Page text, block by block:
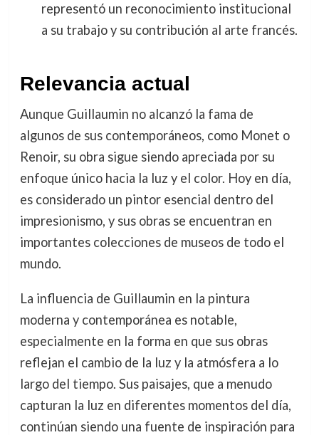
representó un reconocimiento institucional
a su trabajo y su contribución al arte francés.
Relevancia actual
Aunque Guillaumin no alcanzó la fama de
algunos de sus contemporáneos, como Monet o
Renoir, su obra sigue siendo apreciada por su
enfoque único hacia la luz y el color. Hoy en día,
es considerado un pintor esencial dentro del
impresionismo, y sus obras se encuentran en
importantes colecciones de museos de todo el
mundo.
La influencia de Guillaumin en la pintura
moderna y contemporánea es notable,
especialmente en la forma en que sus obras
reflejan el cambio de la luz y la atmósfera a lo
largo del tiempo. Sus paisajes, que a menudo
capturan la luz en diferentes momentos del día,
continúan siendo una fuente de inspiración para